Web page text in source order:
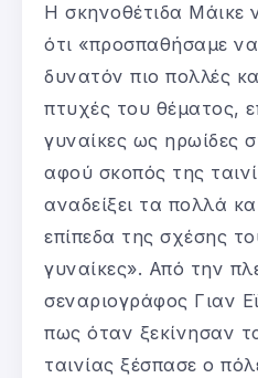
Η σκηνοθέτιδα Μάικε
ότι «προσπαθήσαμε
δυνατόν πιο πολλές
πτυχές του θέματος,
γυναίκες ως ηρωίδες
αφού σκοπός της
αναδείξει τα πολλά
επίπεδα της σχέσης
γυναίκες». Από την
σεναριογράφος Γιαν
πως όταν ξεκίνησαν
ταινίας ξέσπασε ο